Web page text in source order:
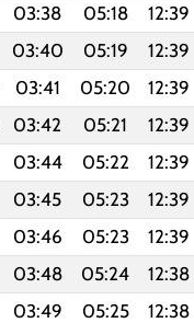
03:38 05:18 12:39
03:40 05:19 12:39
03:41 05:20 12:39
03:42 05:21 12:39
03:44 05:22 12:39
03:45 05:23 12:39
03:46 05:23 12:39
03:48 05:24 12:38
03:49 05:25 12:38